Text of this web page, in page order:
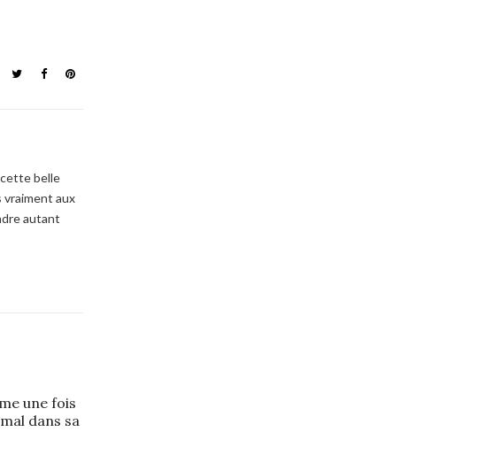
belle
vraiment aux
autant
une fois
dans sa